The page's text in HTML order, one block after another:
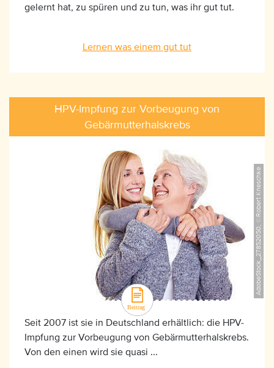
gelernt hat, zu spüren und zu tun, was ihr gut tut.
Lernen was einem gut tut
HPV-Impfung zur Vorbeugung von
Gebärmutterhalskrebs
AdobeStock_27852050, ©Robert Kneschke
Seit 2007 ist sie in Deutschland erhältlich: die HPV-
Impfung zur Vorbeugung von Gebärmutterhalskrebs.
Von den einen wird sie quasi ...